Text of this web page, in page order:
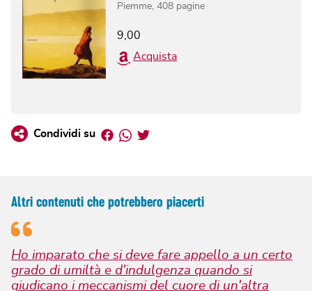
Piemme 408 pagine
9,00
Acquista
Condividi su Facebook
Whatsapp
Twitter
Altri contenuti che potrebbero piacerti
Ho imparato che si deve fare appello a un certo
grado di umiltà e d'indulgenza quando si
giudicano i meccanismi del cuore di un'altra